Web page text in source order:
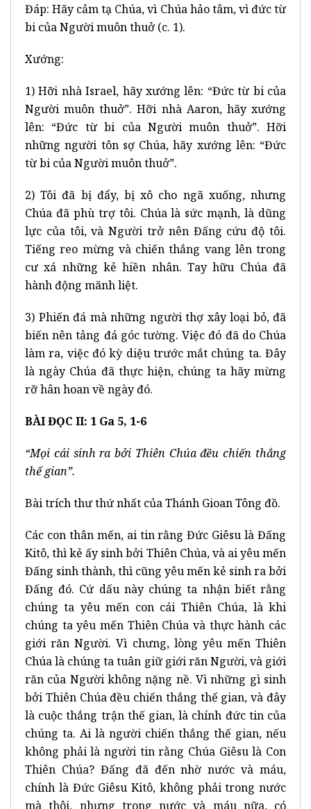
Đáp: Hãy cảm tạ Chúa, vì Chúa hảo tâm, vì đức từ
bi của Người muôn thuở (c. 1).
Xướng:
1) Hỡi nhà Israel, hãy xướng lên: “Đức từ bi của
Người muôn thuở”. Hỡi nhà Aaron, hãy xướng
lên: “Đức từ bi của Người muôn thuở”. Hỡi
những người tôn sợ Chúa, hãy xướng lên: “Đức
từ bi của Người muôn thuở”.
2) Tôi đã bị đẩy, bị xô cho ngã xuống, nhưng
Chúa đã phù trợ tôi. Chúa là sức mạnh, là dũng
lực của tôi, và Người trở nên Đấng cứu độ tôi.
Tiếng reo mừng và chiến thắng vang lên trong
cư xá những kẻ hiền nhân. Tay hữu Chúa đã
hành động mãnh liệt.
3) Phiến đá mà những người thợ xây loại bỏ, đã
biến nên tảng đá góc tường. Việc đó đã do Chúa
làm ra, việc đó kỳ diệu trước mắt chúng ta. Đây
là ngày Chúa đã thực hiện, chúng ta hãy mừng
rỡ hân hoan về ngày đó.
BÀI ĐỌC II: 1 Ga 5, 1-6
“Mọi cái sinh ra bởi Thiên Chúa đều chiến thắng
thế gian”.
Bài trích thư thứ nhất của Thánh Gioan Tông đồ.
Các con thân mến, ai tin rằng Đức Giêsu là Đấng
Kitô, thì kẻ ấy sinh bởi Thiên Chúa, và ai yêu mến
Đấng sinh thành, thì cũng yêu mến kẻ sinh ra bởi
Đấng đó. Cứ dấu này chúng ta nhận biết rằng
chúng ta yêu mến con cái Thiên Chúa, là khi
chúng ta yêu mến Thiên Chúa và thực hành các
giới răn Người. Vì chưng, lòng yêu mến Thiên
Chúa là chúng ta tuân giữ giới răn Người, và giới
răn của Người không nặng nề. Vì những gì sinh
bởi Thiên Chúa đều chiến thắng thế gian, và đây
là cuộc thắng trận thế gian, là chính đức tin của
chúng ta. Ai là người chiến thắng thế gian, nếu
không phải là người tin rằng Chúa Giêsu là Con
Thiên Chúa? Đấng đã đến nhờ nước và máu,
chính là Đức Giêsu Kitô, không phải trong nước
mà thôi, nhưng trong nước và máu nữa, có